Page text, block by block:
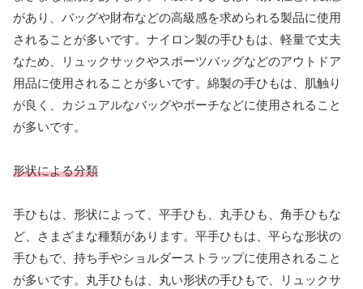
があり、バッグや財布などの高級感を求められる製品に使用
されることが多いです。ナイロン製の手ひもは、軽量で丈夫
なため、リュックサックやスポーツバッグなどのアウトドア
用品に使用されることが多いです。綿製の手ひもは、肌触り
が良く、カジュアルなバッグやポーチなどに使用されること
が多いです。
形状による分類
手ひもは、形状によって、平手ひも、丸手ひも、角手ひもな
ど、さまざまな種類があります。平手ひもは、平らな形状の
手ひもで、持ち手やショルダーストラップに使用されること
が多いです。丸手ひもは、丸い形状の手ひもで、リュックサ